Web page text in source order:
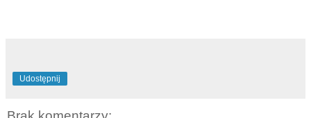
Udostępnij